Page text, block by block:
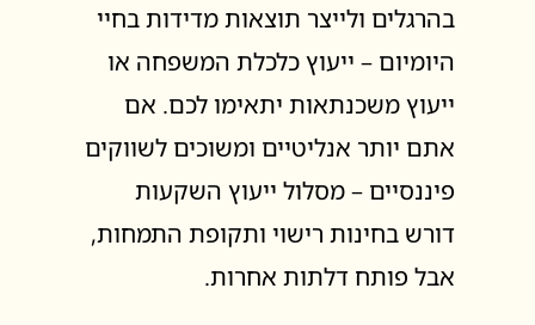
בהרגלים ולייצר תוצאות מדידות בחיי
היומיום – ייעוץ כלכלת המשפחה או
ייעוץ משכנתאות יתאימו לכם. אם
אתם יותר אנליטיים ומשוכים לשווקים
פיננסיים – מסלול ייעוץ השקעות
דורש בחינות רישוי ותקופת התמחות,
אבל פותח דלתות אחרות.